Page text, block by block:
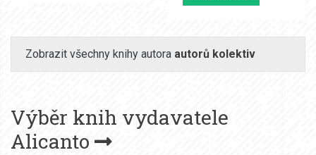
Zobrazit všechny knihy autora autorů kolektiv
Výběr knih vydavatele
Alicanto